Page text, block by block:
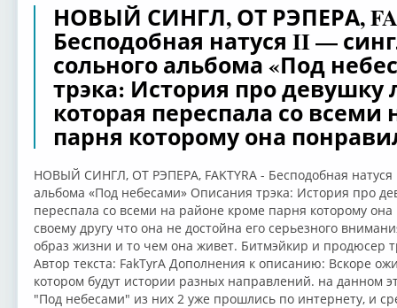
НОВЫЙ СИНГЛ, ОТ РЭПЕРА,
Бесподобная натуся II —
сольного альбома «Под
трэка: История про девушку
которая переспала со
парня которому она
НОВЫЙ СИНГЛ, ОТ РЭПЕРА, FAKTYRA - Бесподобная натуся
альбома «Под небесами» Описания трэка: История про
переспала со всеми на районе кроме парня которому
своему другу что она не достойна его серьезного
образ жизни и то чем она живет. Битмэйкир и продюсер
Автор текста: FakTyrA Дополнения к описанию: Вскоре
котором будут истории разных направлений. на данном
"Под небесами" из них 2 уже прошлись по интернету, и